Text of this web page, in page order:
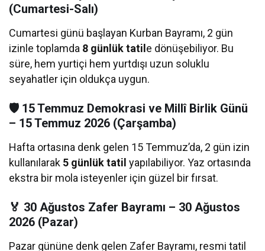
(Cumartesi-Salı)
Cumartesi günü başlayan Kurban Bayramı, 2 gün
izinle toplamda 8 günlük tatil e dönüşebiliyor. Bu
süre, hem yurtiçi hem yurtdışı uzun soluklu
seyahatler için oldukça uygun.
🛡️ 15 Temmuz Demokrasi ve Millî Birlik Günü
– 15 Temmuz 2026 (Çarşamba)
Hafta ortasına denk gelen 15 Temmuz’da, 2 gün izin
kullanılarak 5 günlük tatil yapılabiliyor. Yaz ortasında
ekstra bir mola isteyenler için güzel bir fırsat.
🏅 30 Ağustos Zafer Bayramı – 30 Ağustos
2026 (Pazar)
Pazar gününe denk gelen Zafer Bayramı, resmi tatil